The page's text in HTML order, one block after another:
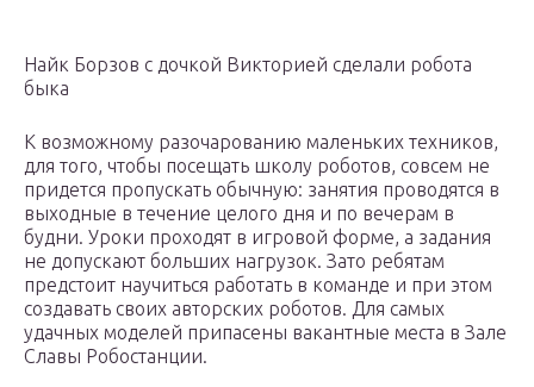
Найк Борзов с дочкой Викторией сделали робота
быка
К возможному разочарованию маленьких техников,
для того, чтобы посещать школу роботов, совсем не
придется пропускать обычную: занятия проводятся в
выходные в течение целого дня и по вечерам в
будни. Уроки проходят в игровой форме, а задания
не допускают больших нагрузок. Зато ребятам
предстоит научиться работать в команде и при этом
создавать своих авторских роботов. Для самых
удачных моделей припасены вакантные места в Зале
Славы Робостанции.